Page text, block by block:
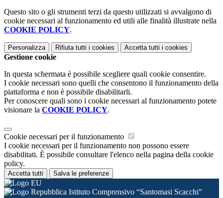
Questo sito o gli strumenti terzi da questo utilizzati si avvalgono di
cookie necessari al funzionamento ed utili alle finalità illustrate nella
COOKIE POLICY.
Personalizza Rifiuta tutti i cookies Accetta tutti i cookies
Gestione cookie
In questa schermata è possibile scegliere quali cookie consentire.
I cookie necessari sono quelli che consentono il funzionamento della
piattaforma e non è possibile disabilitarli.
Per conoscere quali sono i cookie necessari al funzionamento potete
visionare la COOKIE POLICY.
Cookie necessari per il funzionamento
I cookie necessari per il funzionamento non possono essere
disabilitati. È possibile consultare l'elenco nella pagina della cookie
policy.
Accetta tutti Salva le preferenze
Istituto Comprensivo “Santomasi Scacchi”